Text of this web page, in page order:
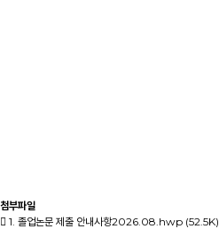
첨부파일
1. 졸업논문 제출 안내사항2026.08.hwp (52.5K)